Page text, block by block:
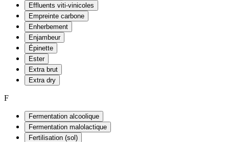
Effluents viti-vinicoles
Empreinte carbone
Enherbement
Enjambeur
Épinette
Ester
Extra brut
Extra dry
F
Fermentation alcoolique
Fermentation malolactique
Fertilisation (sol)